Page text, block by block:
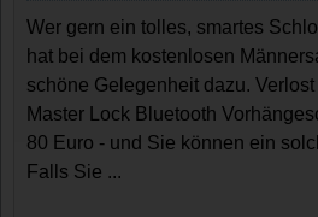
Wer gern ein tolles, smartes
hat bei dem kostenlosen
schöne Gelegenheit dazu.
Master Lock Bluetooth
80 Euro - und Sie können ein
Falls Sie ...